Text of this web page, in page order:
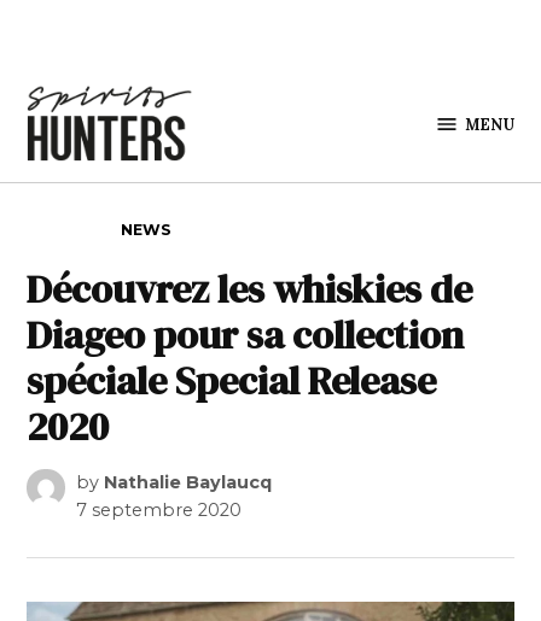
MENU
NEWS
Découvrez les whiskies de
Diageo pour sa collection
spéciale Special Release
2020
by Nathalie Baylaucq
7 septembre 2020